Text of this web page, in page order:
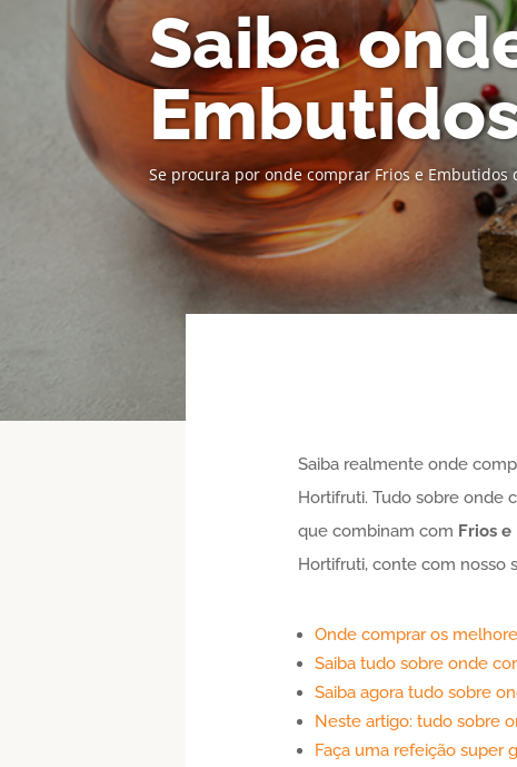
Saiba
Se procura por onde comprar Frios e
Saiba realmente onde
Hortifruti. Tudo sobre onde
que combinam com Frios
Hortifruti, conte com nosso
Onde comprar os
Saiba tudo sobre onde
Saiba agora tudo sobre
Neste artigo: tudo sobre
Faça uma refeição super